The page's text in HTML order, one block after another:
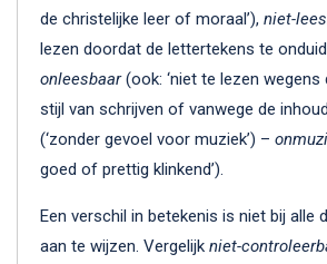
de christelijke leer of moraal’), niet-
lezen doordat de lettertekens te
onleesbaar(ook: ‘niet te lezen wegens
stijl van schrijven of vanwege de
(‘zonder gevoel voor muziek’) –
goed of prettig klinkend’).
Een verschil in betekenis is niet bij alle
aan te wijzen. Vergelijk niet-